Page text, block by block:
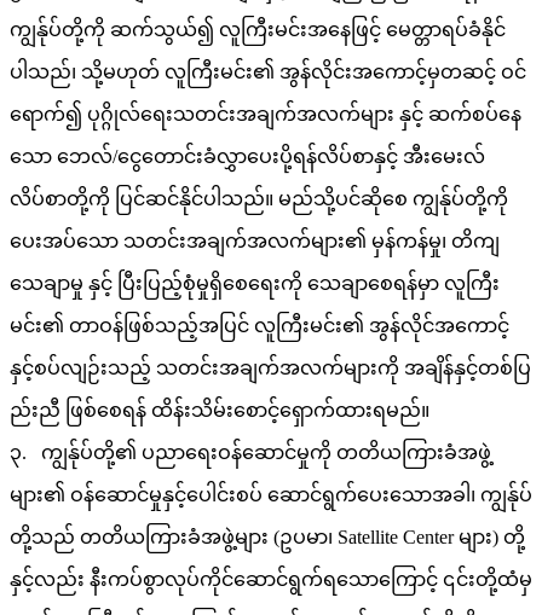
ကျွန်ုပ်တို့ကို ဆက်သွယ်၍ လူကြီးမင်းအနေဖြင့် မေတ္တာရပ်ခံနိုင်
ပါသည်၊ သို့မဟုတ် လူကြီးမင်း၏ အွန်လိုင်းအကောင့်မှတဆင့် ဝင်
ရောက်၍ ပုဂ္ဂိုလ်ရေးသတင်းအချက်အလက်များ နှင့် ဆက်စပ်နေ
သော ဘေလ်/ငွေတောင်းခံလွှာပေးပို့ရန်လိပ်စာနှင့် အီးမေးလ်
လိပ်စာတို့ကို ပြင်ဆင်နိုင်ပါသည်။ မည်သို့ပင်ဆိုစေ ကျွန်ုပ်တို့ကို
ပေးအပ်သော သတင်းအချက်အလက်များ၏ မှန်ကန်မှု၊ တိကျ
သေချာမှု နှင့် ပြီးပြည့်စုံမှုရှိစေရေးကို သေချာစေရန်မှာ လူကြီး
မင်း၏ တာဝန်ဖြစ်သည့်အပြင် လူကြီးမင်း၏ အွန်လိုင်အကောင့်
နှင့်စပ်လျဉ်းသည့် သတင်းအချက်အလက်များကို အချိန်နှင့်တစ်ပြ
ည်းညီ ဖြစ်စေရန် ထိန်းသိမ်းစောင့်ရှောက်ထားရမည်။
၃. ကျွန်ုပ်တို့၏ ပညာရေးဝန်ဆောင်မှုကို တတိယကြားခံအဖွဲ့
များ၏ ဝန်ဆောင်မှုနှင့်ပေါင်းစပ် ဆောင်ရွက်ပေးသောအခါ၊ ကျွန်ုပ်
တို့သည် တတိယကြားခံအဖွဲ့များ (ဥပမာ၊ Satellite Center များ) တို့
နှင့်လည်း နီးကပ်စွာလုပ်ကိုင်ဆောင်ရွက်ရသောကြောင့် ၎င်းတို့ထံမှ